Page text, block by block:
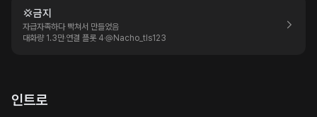
💢금지
자급자족하다 빡쳐서 만들었음
대화량 1.3만 연결 플롯 4 @ Nacho_tls123
인트로